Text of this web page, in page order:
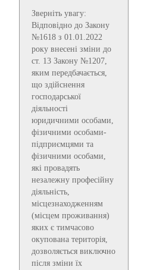
Зверніть увагу:
Відповідно до Закону
№1618 з 01.01.2022
року внесені зміни до
ст. 13 Закону №1207,
яким передбачається,
що здійснення
господарської
діяльності
юридичними особами,
фізичними особами-
підприємцями та
фізичними особами,
які провадять
незалежну професійну
діяльність,
місцезнаходженням
(місцем проживання)
яких є тимчасово
окупована територія,
дозволяється виключно
після зміни їх